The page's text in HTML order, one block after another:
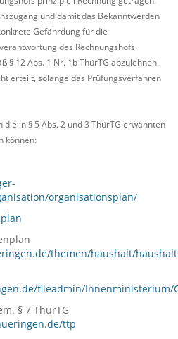
und damit das Bekanntwerden
Gefährdung für die
des Rechnungshofs
§ 12 Abs. 1 Nr. 1b ThürTG abzulehnen.
erteilt, solange das Prüfungsverfahren
in § 5 Abs. 2 und 3 ThürTG erwähnten
können:
organisationsplan/
themen/haushalt/
fileadmin/Innenministerium/
§ 7 ThürTG
ttp